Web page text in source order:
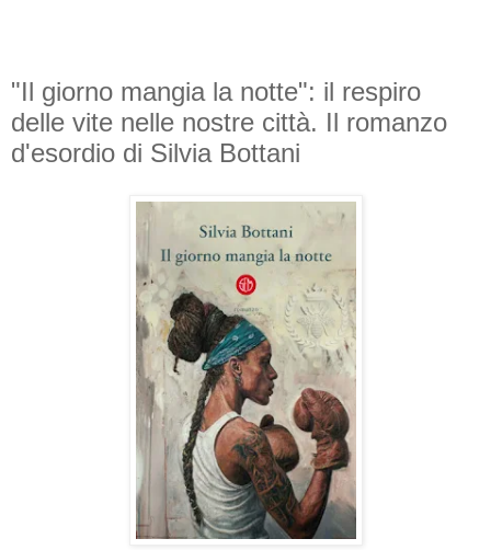
"Il giorno mangia la notte": il respiro
delle vite nelle nostre città. Il romanzo
d'esordio di Silvia Bottani